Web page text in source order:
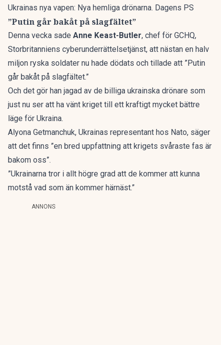
Ukrainas nya vapen: Nya hemliga drönarna. Dagens PS
”Putin går bakåt på slagfältet”
Denna vecka sade Anne Keast-Butler, chef för GCHQ,
Storbritanniens cyberunderrättelsetjänst, att nästan en halv
miljon ryska soldater nu hade dödats och tillade att ”Putin
går bakåt på slagfältet.”
Och det gör han jagad av de billiga ukrainska drönare som
just nu ser att ha vänt kriget till ett kraftigt mycket bättre
läge för Ukraina.
Alyona Getmanchuk, Ukrainas representant hos Nato, säger
att det finns ”en bred uppfattning att krigets svåraste fas är
bakom oss”.
”Ukrainarna tror i allt högre grad att de kommer att kunna
motstå vad som än kommer härnäst.”
ANNONS